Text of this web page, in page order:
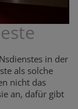
in der
als solche
nicht das
an, dafür gibt